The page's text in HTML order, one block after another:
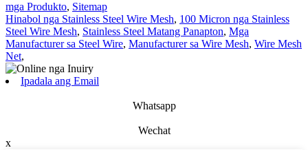
mga Produkto, Sitemap
Hinabol nga Stainless Steel Wire Mesh, 100 Micron nga Stainless
Steel Wire Mesh, Stainless Steel Matang Panapton, Mga
Manufacturer sa Steel Wire, Manufacturer sa Wire Mesh, Wire Mesh
Net,
Ipadala ang Email
Whatsapp
Wechat
x